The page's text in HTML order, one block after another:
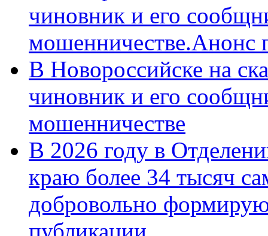
чиновник и его
мошенничестве.Анонс
В Новороссийске на
чиновник и его
мошенничестве
В 2026 году в
краю более 34 тысяч
добровольно
публикации